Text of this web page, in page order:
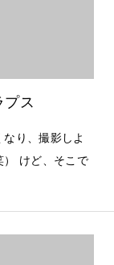
ス
り、撮影しよ
） けど、そこで